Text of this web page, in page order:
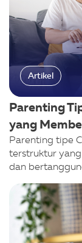
Artikel
Parenting
yang
Parenting tipe
terstruktur
dan